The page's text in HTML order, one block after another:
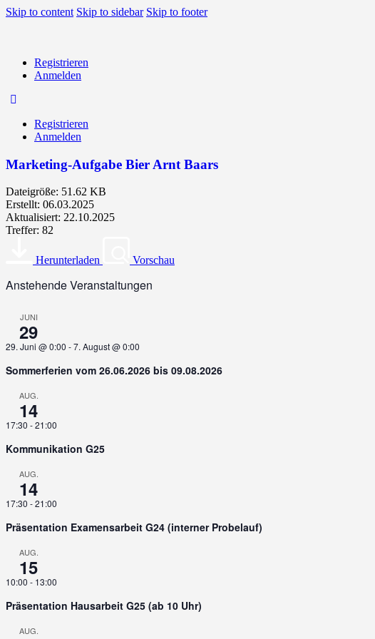
Skip to content Skip to sidebar Skip to footer
Registrieren
Anmelden
Registrieren
Anmelden
Marketing-Aufgabe Bier Arnt Baars
Dateigröße: 51.62 KB
Erstellt: 06.03.2025
Aktualisiert: 22.10.2025
Treffer: 82
Herunterladen Vorschau
Anstehende Veranstaltungen
JUNI
29
29. Juni @ 0:00 -7. August @ 0:00
Sommerferien vom 26.06.2026 bis 09.08.2026
AUG.
14
17:30 -21:00
Kommunikation G25
AUG.
14
17:30 -21:00
Präsentation Examensarbeit G24 (interner Probelauf)
AUG.
15
10:00 - 13:00
Präsentation Hausarbeit G25 (ab 10 Uhr)
AUG.